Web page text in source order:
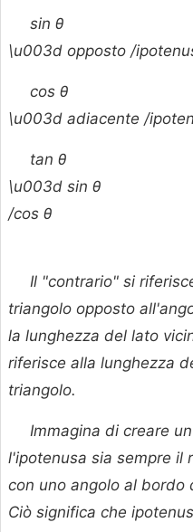
sin θ
\u003d opposto /
cos θ
\u003d adiacente /
tan θ
\u003d sin θ
/cos θ
Il "contrario" si
triangolo opposto
la lunghezza del lato
riferisce alla lunghezza
triangolo.
Immagina di creare
l'ipotenusa sia sempre il
con uno angolo al bordo
Ciò significa che